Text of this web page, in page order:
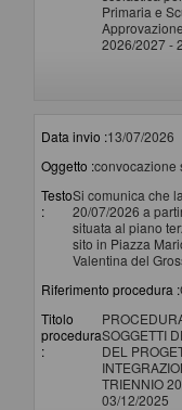
Primaria e
2026/2027 -
Data invio :13/07/2026
Oggetto :convocazione
Testo
:
Si comunica che
20/07/2026 a
situata al piano
sito in Piazza
Valentina del
Riferimento procedura :
Titolo
procedura
:
SOGGETTI
DEL
TRIENNIO
03/12/2025